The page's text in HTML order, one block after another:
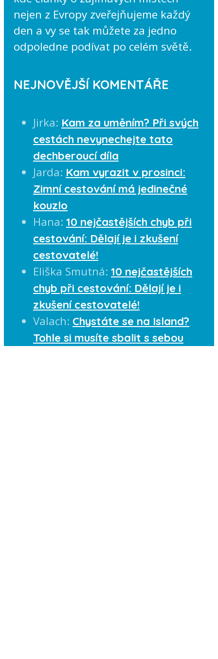
nejen z Evropy zveřejňujeme každý
den a vy se tak můžete za jedno
odpoledne podívat po celém světě.
NEJNOVĚJŠÍ KOMENTÁŘE
Jirka: Kam za uměním? Při svých
cestách nevynechejte tato
dechberoucí díla
Jarda: Kam vyrazit v prosinci:
Zimní cestování má jedinečné
kouzlo
Hana: 10 nejčastějších chyb při
cestování: Dělají je i zkušení
cestovatelé!
Eliška Smutná: 10 nejčastějších
chyb při cestování: Dělají je i
zkušení cestovatelé!
Valach: Chystáte se na Island?
Tohle si musíte sbalit s sebou